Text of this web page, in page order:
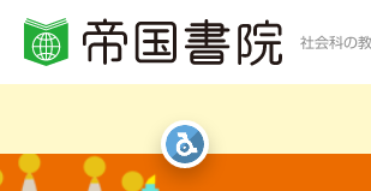
社会科の
小学校・中学校の方
高等学校の方
一般・書店員の方
統計・白地図・写真